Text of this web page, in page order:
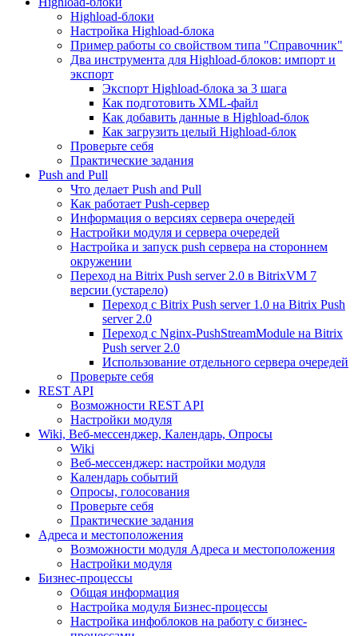
Highload-блоки
Настройка Highload-блока
Пример работы со свойством типа "Справочник"
Два инструмента для Highload-блоков: импорт и
экспорт
Экспорт Highload-блока за 3 шага
Как подготовить XML-файл
Как добавить данные в Highload-блок
Как загрузить целый Highload-блок
Проверьте себя
Практические задания
Push and Pull
Что делает Push and Pull
Как работает Push-сервер
Информация о версиях сервера очередей
Настройки модуля и сервера очередей
Настройка и запуск push сервера на стороннем
окружении
Переход на Bitrix Push server 2.0 в BitrixVM 7
версии (устарело)
Переход с Bitrix Push server 1.0 на Bitrix Push
server 2.0
Переход с Nginx-PushStreamModule на Bitrix
Push server 2.0
Использование отдельного сервера очередей
Проверьте себя
REST API
Возможности REST API
Настройки модуля
Wiki, Веб-мессенджер, Календарь, Опросы
Wiki
Веб-мессенджер: настройки модуля
Календарь событий
Опросы, голосования
Проверьте себя
Практические задания
Адреса и местоположения
Возможности модуля Адреса и местоположения
Настройки модуля
Бизнес-процессы
Общая информация
Настройка модуля Бизнес-процессы
Настройка инфоблоков на работу с бизнес-